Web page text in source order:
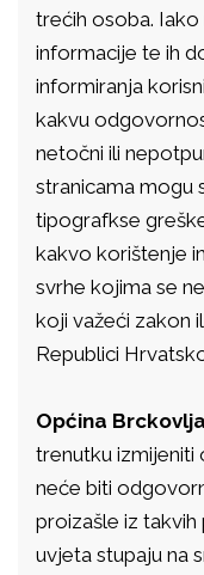
trećih osoba.
informacije te ih
informiranja
kakvu
netočni ili
stranicama mogu
tipografkse
kakvo korištenje
svrhe kojima se
koji važeći zakon
Republici
Općina
trenutku
neće biti
proizašle iz
uvjeta stupaju na